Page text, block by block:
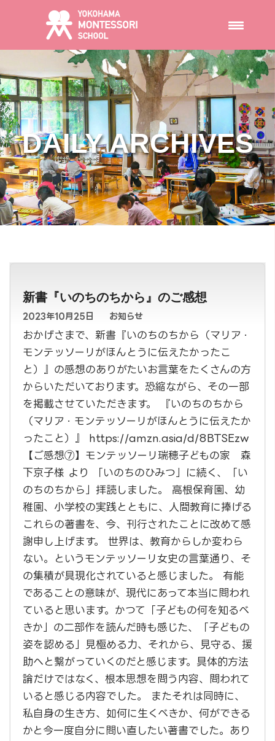
DAILY ARCHIVES
新書『いのちのちから』のご感想
2023年10月25日 お知らせ
おかげさまで、新書『いのちのちから（マリア・
モンテッソーリがほんとうに伝えたかったこ
と）』の感想のありがたいお言葉をたくさんの方
からいただいております。恐縮ながら、その一部
を掲載させていただきます。 『いのちのちから
（マリア・モンテッソーリがほんとうに伝えたか
ったこと）』 https://amzn.asia/d/8BTSEzw
【ご感想⑦】モンテッソーリ瑞穂子どもの家 森
下京子様 より 「いのちのひみつ」に続く、「い
のちのちから」拝読しました。 高根保育園、幼
稚園、小学校の実践とともに、人間教育に捧げる
これらの著書を、今、刊行されたことに改めて感
謝申し上げます。 世界は、教育からしか変わら
ない。というモンテッソーリ女史の言葉通り、そ
の集積が具現化されていると感じました。 有能
であることの意味が、現代にあって本当に問われ
ていると思います。かつて「子どもの何を知るべ
きか」の二部作を読んだ時も感じた、「子どもの
姿を認める」見極める力、それから、見守る、援
助へと繋がっていくのだと感じます。具体的方法
論だけではなく、根本思想を問う内容、問われて
いると感じる内容でした。 またそれは同時に、
私自身の生き方、如何に生くべきか、何ができる
かと今一度自分に問い直したい著書でした。あり